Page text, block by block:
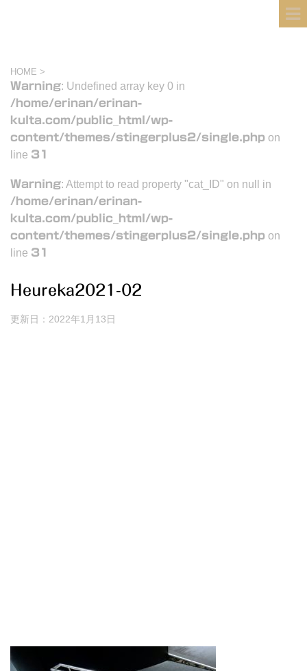
HOME >
Warning: Undefined array key 0 in
/home/erinan/erinan-
kulta.com/public_html/wp-
content/themes/stingerplus2/single.php on
line 31
Warning: Attempt to read property "cat_ID" on null in
/home/erinan/erinan-
kulta.com/public_html/wp-
content/themes/stingerplus2/single.php on
line 31
Heureka2021-02
更新日： 2022年1月13日